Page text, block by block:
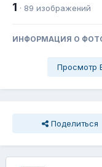
1 · 89 изображений
ИНФОРМАЦИЯ О
Просмотр
Поделиться